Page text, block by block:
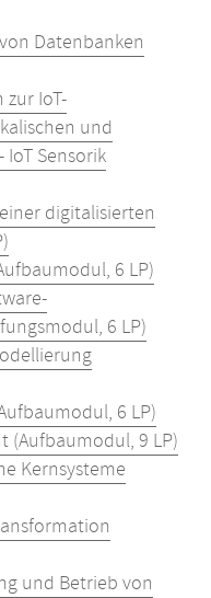
Datenbanken
IoT-
und
Sensorik
digitalisierten
6 LP)
6 LP)
6 LP)
(Aufbaumodul, 9 LP)
Kernsysteme
und Betrieb von